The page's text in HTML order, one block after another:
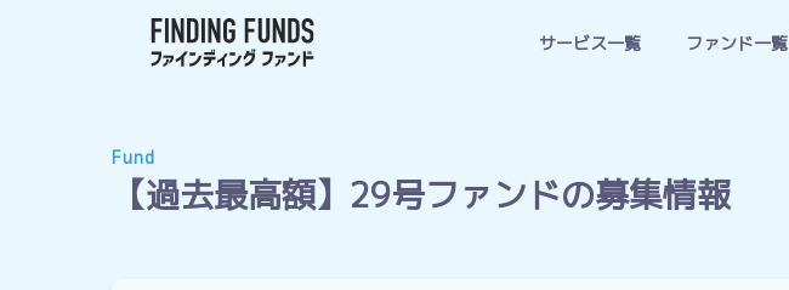
サービス一覧 ファンド一覧
Fund
【過去最高額】29号ファンドの募集情報